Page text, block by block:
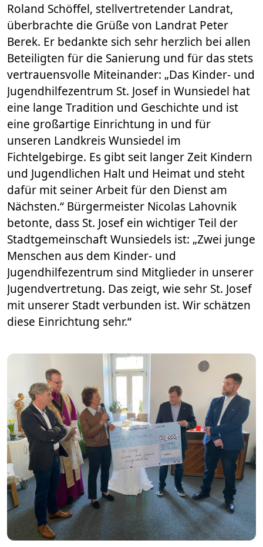
Roland Schöffel, stellvertretender Landrat,
überbrachte die Grüße von Landrat Peter
Berek. Er bedankte sich sehr herzlich bei allen
Beteiligten für die Sanierung und für das stets
vertrauensvolle Miteinander: „Das Kinder- und
Jugendhilfezentrum St. Josef in Wunsiedel hat
eine lange Tradition und Geschichte und ist
eine großartige Einrichtung in und für
unseren Landkreis Wunsiedel im
Fichtelgebirge. Es gibt seit langer Zeit Kindern
und Jugendlichen Halt und Heimat und steht
dafür mit seiner Arbeit für den Dienst am
Nächsten.“ Bürgermeister Nicolas Lahovnik
betonte, dass St. Josef ein wichtiger Teil der
Stadtgemeinschaft Wunsiedels ist: „Zwei junge
Menschen aus dem Kinder- und
Jugendhilfezentrum sind Mitglieder in unserer
Jugendvertretung. Das zeigt, wie sehr St. Josef
mit unserer Stadt verbunden ist. Wir schätzen
diese Einrichtung sehr.“